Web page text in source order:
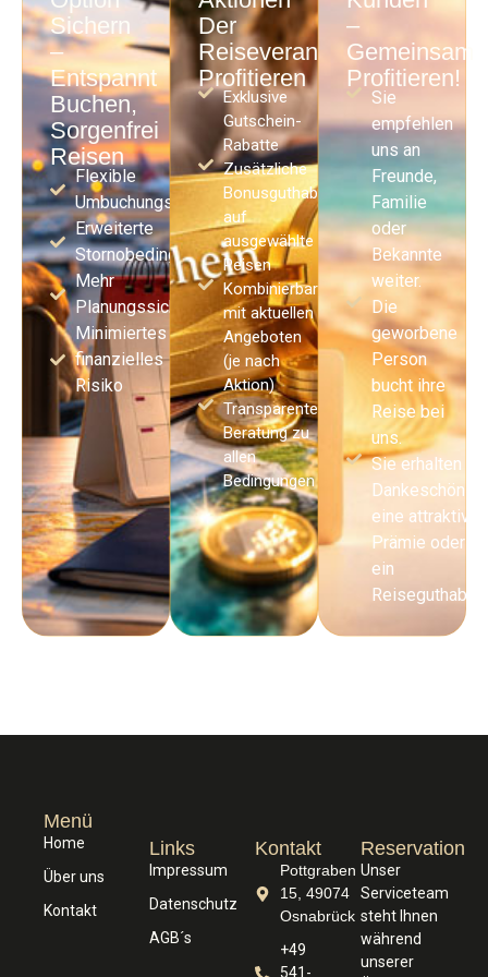
Sichern
–
Entspannt
Buchen,
Sorgenfrei
Reisen
Flexible
Umbuchungsmöglichkeiten
Erweiterte
Stornobedingungen
Mehr
Planungssicherheit
Minimiertes
finanzielles
Risiko
Der
Reiseveranstalter
Profitieren
Exklusive
Gutschein-
Rabatte
Zusätzliche
Bonusguthaben
auf
ausgewählte
Reisen
Kombinierbar
mit aktuellen
Angeboten
(je nach
Aktion)
Transparente
Beratung zu
allen
Bedingungen
–
Gemeinsam
Profitieren!
Sie
empfehlen
uns an
Freunde,
Familie
oder
Bekannte
weiter.
Die
geworbene
Person
bucht ihre
Reise bei
uns.
Sie erhalten als
Dankeschön
eine attraktive
Prämie oder
ein
Reiseguthaben.
Menü
Home
Über uns
Kontakt
Links
Impressum
Datenschutz
AGB´s
Kontakt
Pottgraben
15, 49074
Osnabrück
+49
541-
Reservation
Unser
Serviceteam
steht Ihnen
während
unserer